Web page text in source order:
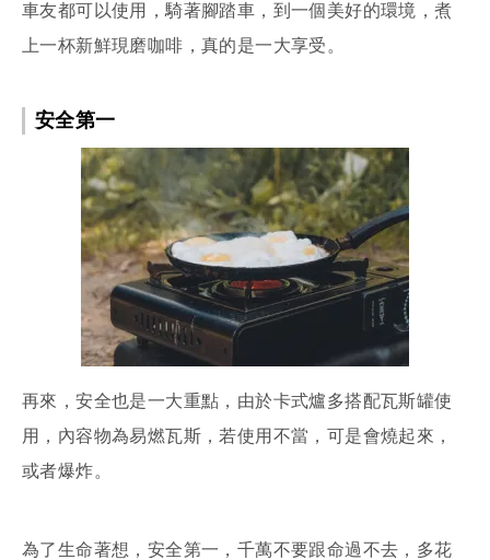
車友都可以使用，騎著腳踏車，到一個美好的環境，煮
上一杯新鮮現磨咖啡，真的是一大享受。
安全第一
再來，安全也是一大重點，由於卡式爐多搭配瓦斯罐使
用，內容物為易燃瓦斯，若使用不當，可是會燒起來，
或者爆炸。
為了生命著想，安全第一，千萬不要跟命過不去，多花